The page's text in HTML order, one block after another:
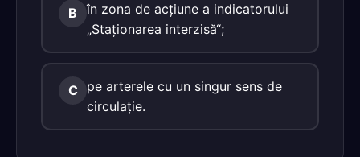
B
în zona de acţiune a indicatorului
„Staţionarea interzisă“;
C
pe arterele cu un singur sens de
circulaţie.